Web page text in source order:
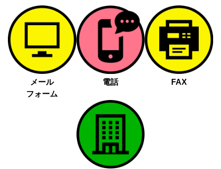
メール
フォーム
電話 FAX